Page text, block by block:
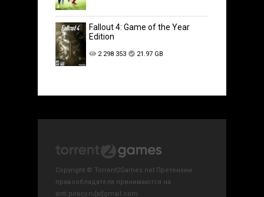
Fallout 4: Game of the Year
Edition
2 298 353 21.97 GB
Copyright © Torrent2Games.net Претензии
правообладателя принимаются на
anti.piracy.ru[at]gmail.com